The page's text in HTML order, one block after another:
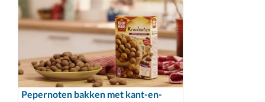
Pepernoten bakken met kant-en-